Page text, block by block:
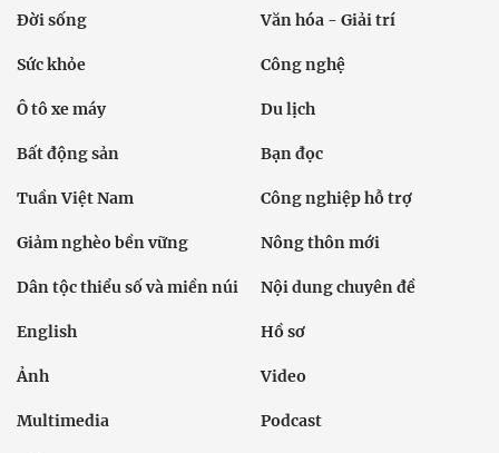
Đời sống Văn hóa - Giải trí
Sức khỏe Công nghệ
Ô tô xe máy Du lịch
Bất động sản Bạn đọc
Tuần Việt Nam Công nghiệp hỗ trợ
Giảm nghèo bền vững Nông thôn mới
Dân tộc thiểu số và miền núi Nội dung chuyên đề
English Hồ sơ
Ảnh Video
Multimedia Podcast